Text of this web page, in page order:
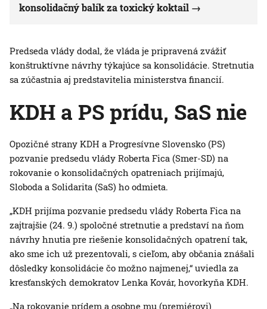
konsolidačný balík za toxický koktail
Predseda vlády dodal, že vláda je pripravená zvážiť
konštruktívne návrhy týkajúce sa konsolidácie. Stretnutia
sa zúčastnia aj predstavitelia ministerstva financií.
KDH a PS prídu, SaS nie
Opozičné strany KDH a Progresívne Slovensko (PS)
pozvanie predsedu vlády Roberta Fica (Smer-SD) na
rokovanie o konsolidačných opatreniach prijímajú,
Sloboda a Solidarita (SaS) ho odmieta.
„KDH prijíma pozvanie predsedu vlády Roberta Fica na
zajtrajšie (24. 9.) spoločné stretnutie a predstaví na ňom
návrhy hnutia pre riešenie konsolidačných opatrení tak,
ako sme ich už prezentovali, s cieľom, aby občania znášali
dôsledky konsolidácie čo možno najmenej,“ uviedla za
kresťanských demokratov Lenka Kovár, hovorkyňa KDH.
„Na rokovanie prídem a osobne mu (premiérovi)